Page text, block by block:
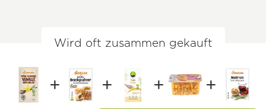
Wird oft zusammen gekauft